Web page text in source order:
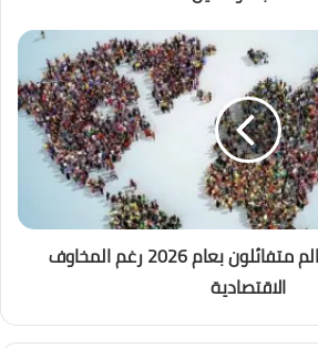
%71 من سكان العالم متفائلون بعام 2026 رغم المخاوف
الاقتصادية